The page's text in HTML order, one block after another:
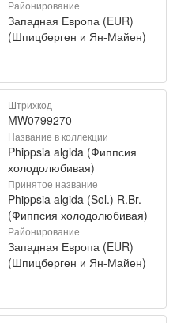
Районирование
Западная Европа (EUR)
(Шпицберген и Ян-Майен)
Штрихкод
MW0799270
Название в коллекции
Phippsia algida (Фиппсия
холодолюбивая)
Принятое название
Phippsia algida (Sol.) R.Br.
(Фиппсия холодолюбивая)
Районирование
Западная Европа (EUR)
(Шпицберген и Ян-Майен)